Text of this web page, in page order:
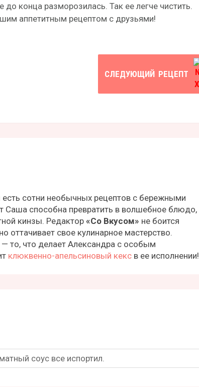
конца разморозилась. Так ее легче чистить.
аппетитным рецептом с друзьями!
СЛЕДУЮЩИЙ РЕЦЕПТ
есть сотни необычных рецептов с бережными
Саша способна превратить в волшебное блюдо,
кинзы. Редактор«Со Вкусом» не боится
оттачивает свое кулинарное мастерство.
то, что делает Александра с особым
клюквенно-апельсиновый кекс в ее исполнении!
соус все испортил.